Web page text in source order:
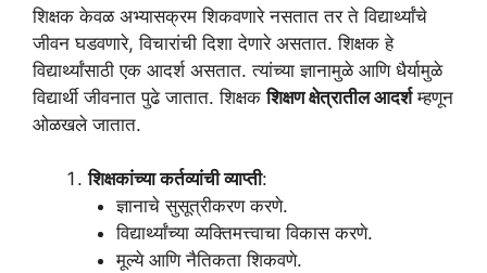
शिक्षक केवळ अभ्यासक्रम शिकवणारे नसतात तर ते विद्यार्थ्यांचे
जीवन घडवणारे, विचारांची दिशा देणारे असतात. शिक्षक हे
विद्यार्थ्यांसाठी एक आदर्श असतात. त्यांच्या ज्ञानामुळे आणि धैर्यामुळे
विद्यार्थी जीवनात पुढे जातात. शिक्षकशिक्षण क्षेत्रातील आदर्शम्हणून
ओळखले जातात.
शिक्षकांच्या कर्तव्यांची व्याप्ती:
ज्ञानाचे सुसूत्रीकरण करणे.
विद्यार्थ्यांच्या व्यक्तिमत्त्वाचा विकास करणे.
मूल्ये आणि नैतिकता शिकवणे.